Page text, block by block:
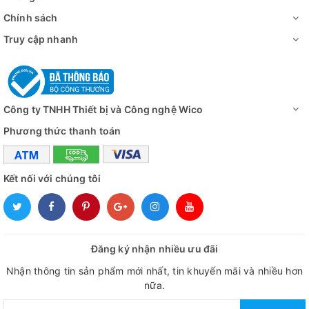
Kích thước bên
ngoài (WxDx H)
Trọng lượng
Nguồn điện 1 Pha, AC 230V, 50/60Hz
Đánh giá
Chính sách
Truy cập nhanh
Công ty TNHH Thiết bị và Công nghệ Wico
Phương thức thanh toán
Kết nối với chúng tôi
Đăng ký nhận nhiều ưu đãi
Nhận thông tin sản phẩm mới nhất, tin khuyến mãi và nhiều hơn
nữa.